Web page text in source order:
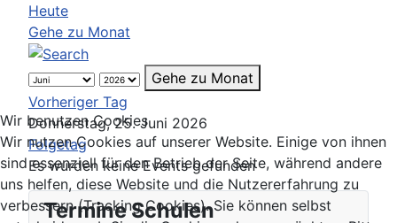
Heute
Gehe zu Monat
Gehe zu Monat
Vorheriger Tag
Donnerstag, 25. Juni 2026
Folgetag
Es wurden keine Events gefunden
Termine Schulen
Wir benutzen Cookies
Wir nutzen Cookies auf unserer Website. Einige von ihnen
sind essenziell für den Betrieb der Seite, während andere
uns helfen, diese Website und die Nutzererfahrung zu
verbessern (Tracking Cookies). Sie können selbst